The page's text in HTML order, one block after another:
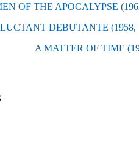
OF THE APOCALYPSE
DEBUTANTE (1958,
A MATTER OF TIME